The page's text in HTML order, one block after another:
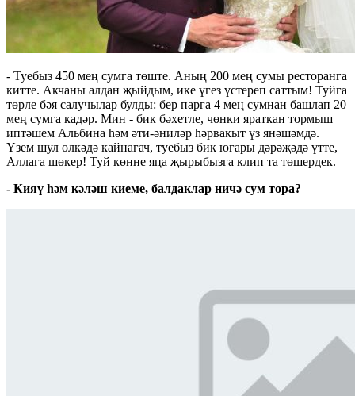
- Туебыз 450 мең сумга төште. Аның 200 мең сумы ресторанга
китте. Акчаны алдан җыйдым, ике үгез үстереп саттым! Туйга
төрле бәя салучылар булды: бер парга 4 мең сумнан башлап 20
мең сумга кадәр. Мин - бик бәхетле, чөнки яраткан тормыш
иптәшем Альбина һәм әти-әниләр һәрвакыт үз янәшәмдә.
Үзем шул өлкәдә кайнагач, туебыз бик югары дәрәҗәдә үтте,
Аллага шөкер! Туй көнне яңа җырыбызга клип та төшердек.
- Кияү һәм кәләш киеме, балдаклар ничә сум тора?